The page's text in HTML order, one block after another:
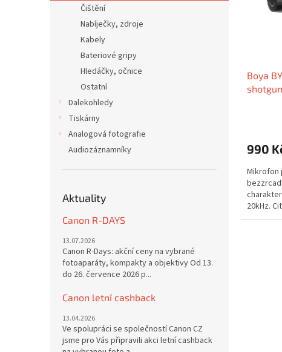
Čištění
Nabíječky, zdroje
Kabely
Bateriové gripy
Hledáčky, očnice
Ostatní
Dalekohledy
Tiskárny
Analogová fotografie
Audiozáznamníky
Aktuality
Canon R-DAYS
13.07.2026
Canon R-Days: akční ceny na vybrané
fotoaparáty, kompakty a objektivy Od 13.
do 26. července 2026 p...
Canon letní cashback
13.04.2026
Ve spolupráci se společností Canon CZ
jsme pro Vás připravili akci letní cashback
Boya
shotgun
990
Mikrofon
20kHz.
3,5mm